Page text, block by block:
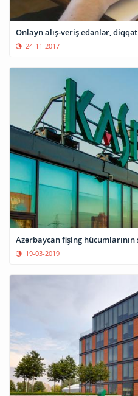
Onlayn alış-veriş edənlər,
24-11-2017
Azərbaycan fişing
19-03-2019